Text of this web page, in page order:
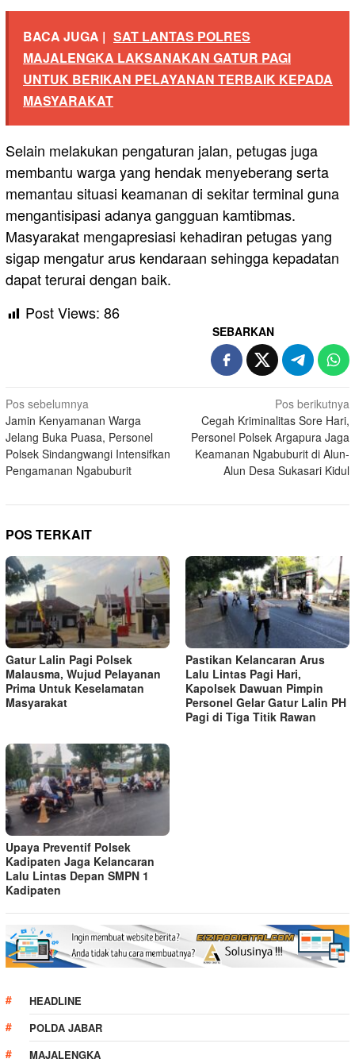
BACA JUGA | SAT LANTAS POLRES
MAJALENGKA LAKSANAKAN GATUR PAGI
UNTUK BERIKAN PELAYANAN TERBAIK KEPADA
MASYARAKAT
Selain melakukan pengaturan jalan, petugas juga
membantu warga yang hendak menyeberang serta
memantau situasi keamanan di sekitar terminal guna
mengantisipasi adanya gangguan kamtibmas.
Masyarakat mengapresiasi kehadiran petugas yang
sigap mengatur arus kendaraan sehingga kepadatan
dapat terurai dengan baik.
Post Views: 86
SEBARKAN
Navigasi
pos
Pos sebelumnya
Jamin Kenyamanan Warga
Jelang Buka Puasa, Personel
Polsek Sindangwangi Intensifkan
Pengamanan Ngabuburit
Pos berikutnya
Cegah Kriminalitas Sore Hari,
Personel Polsek Argapura Jaga
Keamanan Ngabuburit di Alun-
Alun Desa Sukasari Kidul
POS TERKAIT
Gatur Lalin Pagi Polsek
Malausma, Wujud Pelayanan
Prima Untuk Keselamatan
Masyarakat
Pastikan Kelancaran Arus
Lalu Lintas Pagi Hari,
Kapolsek Dawuan Pimpin
Personel Gelar Gatur Lalin PH
Pagi di Tiga Titik Rawan
Upaya Preventif Polsek
Kadipaten Jaga Kelancaran
Lalu Lintas Depan SMPN 1
Kadipaten
HEADLINE
POLDA JABAR
MAJALENGKA